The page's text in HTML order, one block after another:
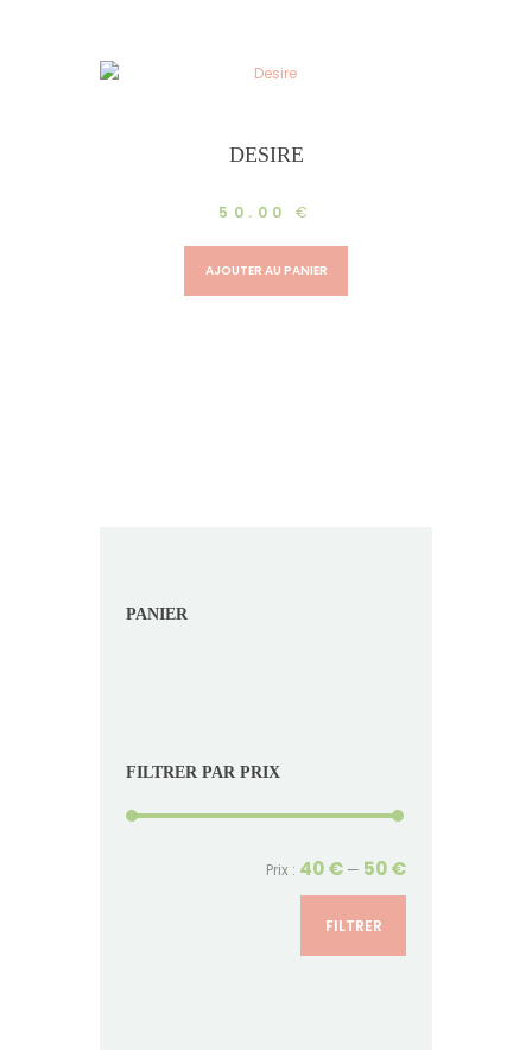
DESIRE
50.00€
AJOUTER AU PANIER
PANIER
FILTRER PAR PRIX
min
max
FILTRER
Prix : 40 € — 50 €